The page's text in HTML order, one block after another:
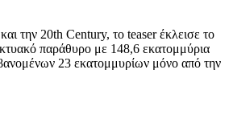
την 20th Century, το teaser έκλεισε το
παράθυρο με 148,6 εκατομμύρια
23 εκατομμυρίων μόνο από την